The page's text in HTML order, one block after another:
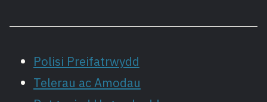
Polisi Preifatrwydd
Telerau ac Amodau